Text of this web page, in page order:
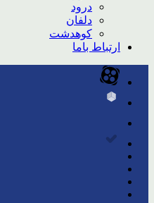
درود
دلفان
کوهدشت
ارتباط باما